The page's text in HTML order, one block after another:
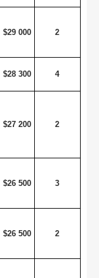
$29 000 2
$28 300 4
$27 200 2
$26 500 3
$26 500 2